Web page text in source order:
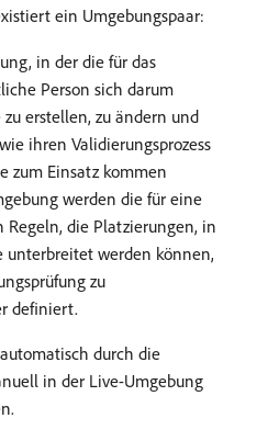
ein Umgebungspaar:
in der die für das
Person sich darum
erstellen, zu ändern und
ihren Validierungsprozess
zum Einsatz kommen
werden die für eine
Regeln, die Platzierungen, in
unterbreitet werden können,
zu
definiert.
durch die
in der Live-Umgebung